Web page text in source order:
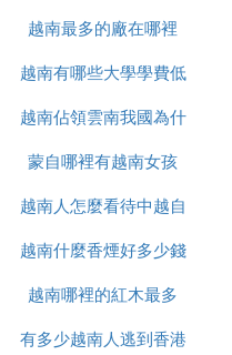
了解當地的物價水平和
價格協商，特別是在購
確保獲得合理的價格。
於行程時長、住宿標
越南最多的廠在哪裡
越南有哪些大學學費低
越南佔領雲南我國為什
麼未先進攻
蒙自哪裡有越南女孩
越南人怎麼看待中越自
衛戰
越南什麼香煙好多少錢
越南哪裡的紅木最多
有多少越南人逃到香港